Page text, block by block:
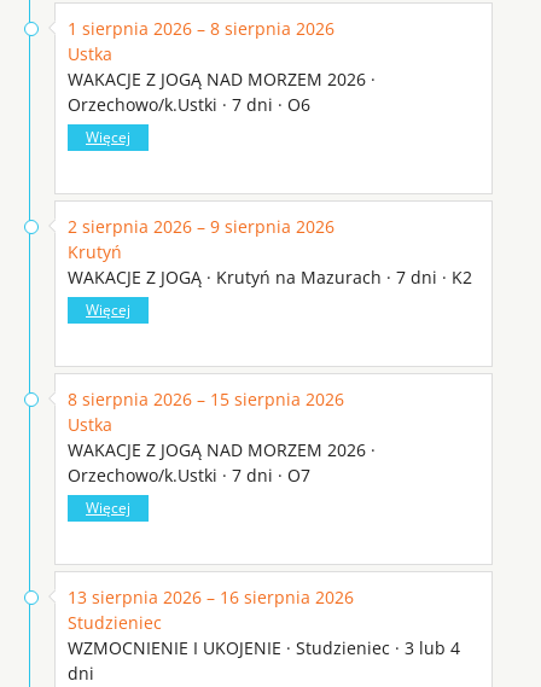
1 sierpnia 2026 – 8 sierpnia 2026
Ustka
WAKACJE Z JOGĄ NAD MORZEM 2026 ·
Orzechowo/k.Ustki · 7 dni · O6
Więcej
2 sierpnia 2026 – 9 sierpnia 2026
Krutyń
WAKACJE Z JOGĄ · Krutyń na Mazurach · 7 dni · K2
Więcej
8 sierpnia 2026 – 15 sierpnia 2026
Ustka
WAKACJE Z JOGĄ NAD MORZEM 2026 ·
Orzechowo/k.Ustki · 7 dni · O7
Więcej
13 sierpnia 2026 – 16 sierpnia 2026
Studzieniec
WZMOCNIENIE I UKOJENIE · Studzieniec · 3 lub 4
dni